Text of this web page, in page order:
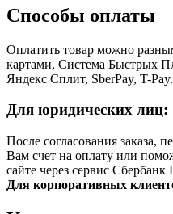
Способы оплаты
Оплатить товар можно
картами, Система Быстрых
Яндекс Сплит, SberPay, T-Pay.
Для юридических лиц:
После согласования заказа,
Вам счет на оплату или
сайте через сервис
Для корпоративных